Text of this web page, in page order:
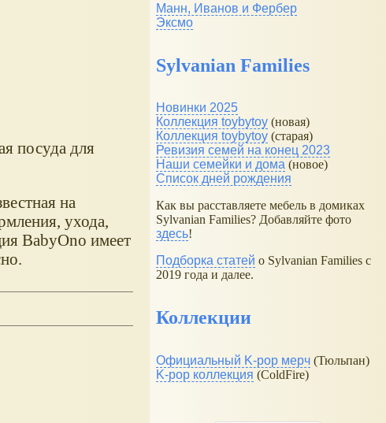
посуда для
на
ухода,
BabyOno имеет
Манн, Иванов и Фербер
Эксмо
Sylvanian Families
Новинки 2025
Коллекция toybytoy (новая)
Коллекция toybytoy (старая)
Ревизия семей на конец 2023
Наши семейки и дома (новое)
Список дней рождения
Как вы расставляете мебель в домиках
Sylvanian Families? Добавляйте фото
здесь!
Подборка статей о Sylvanian Families с
2019 года и далее.
Коллекции
Официальный K-pop мерч (Тюльпан)
K-pop коллекция (ColdFire)